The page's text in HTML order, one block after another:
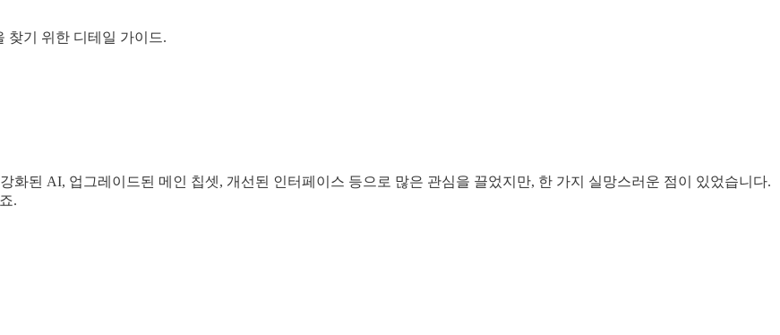
찾기 위한 디테일 가이드.
화된 AI, 업그레이드된 메인 칩셋, 개선된 인터페이스 등으로 많은 관심을 끌었지만, 한 가지 실망스러운 점이 있었습니다.
.